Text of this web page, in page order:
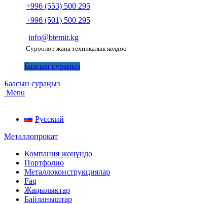
+996 (553) 500 295
+996 (501) 500 295
info@btemir.kg
Суроолор жана техникалык колдоо
Баасын сураңыз
Баасын сураңыз
Menu
Русский
Металлопрокат
Компания жөнүндө
Портфолио
Металлоконструкциялар
Faq
Жаңылыктар
Байланыштар